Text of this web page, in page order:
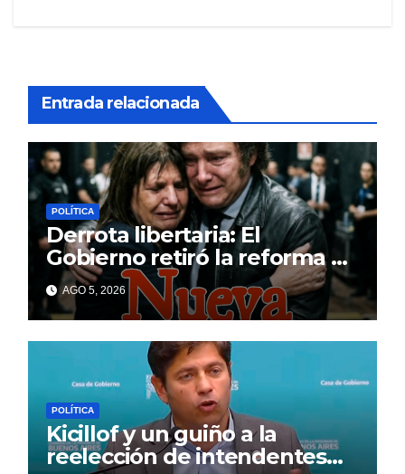
Entrada relacionada
POLÍTICA
Derrota libertaria: El
Gobierno retiró la reforma a
la Ley de Tierras en el
Senado
AGO 5, 2026
POLÍTICA
Kicillof y un guiño a la
reelección de intendentes